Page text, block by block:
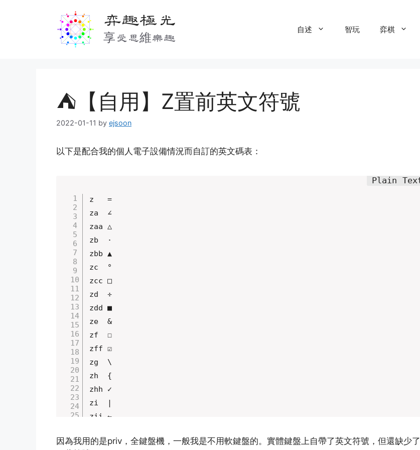
弈趣極光
享受思維樂趣
自述 智玩 弈棋
⛺【自用】Z置前英文符號
2022-01-11 by ejsoon
以下是配合我的個人電子設備情況而自訂的英文碼表：
z	=
za	∠
zaa	△
zb	·
zbb	▲
zc	°
zcc	□
zd	÷
zdd	■
ze	&
zf	☐
zff	☑
zg	\
zh	{
zhh	✓
zi	|
zii	←
zjj	✔
因為我用的是priv，全鍵盤機，一般我是不用軟鍵盤的。實體鍵盤上自帶了英文符號，但還缺少了